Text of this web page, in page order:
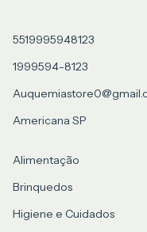
5519995948123
1999594-8123
Americana SP
Alimentação
Brinquedos
Higiene e Cuidados